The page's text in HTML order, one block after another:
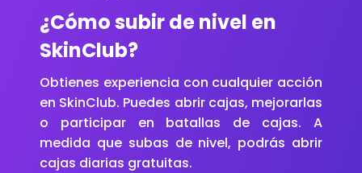
¿Cómo subir de nivel en
SkinClub?
Obtienes experiencia con cualquier acción
en SkinClub. Puedes abrir cajas, mejorarlas
o participar en batallas de cajas. A
medida que subas de nivel, podrás abrir
cajas diarias gratuitas.